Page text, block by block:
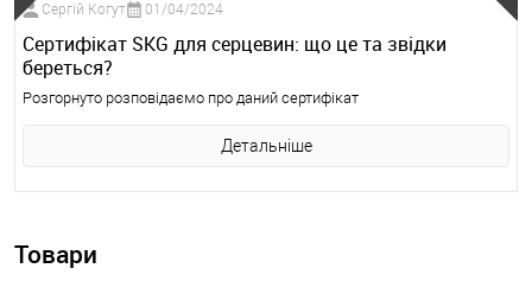
Сергій Когут 01/04/2024
Сертифікат SKG для серцевин: що це та звідки
береться?
Розгорнуто розповідаємо про даний сертифікат
Детальніше
Товари